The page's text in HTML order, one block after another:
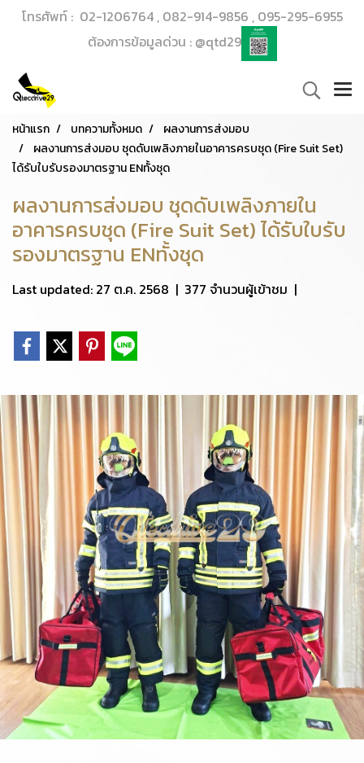
โทรศัพท์ : 02-1206764 , 082-914-9856 , 095-295-6955
ต้องการข้อมูลด่วน : @qtd29
หน้าแรก บทความทั้งหมด
ผลงานการส่งมอบ
ผลงานการส่งมอบ ชุดดับเพลิงภายในอาคารครบชุด (Fire Suit Set)
ได้รับใบรับรองมาตรฐาน ENทั้งชุด
ผลงานการส่งมอบ ชุดดับเพลิงภายใน
อาคารครบชุด (Fire Suit Set) ได้รับใบรับ
รองมาตรฐาน ENทั้งชุด
Last updated: 27 ต.ค. 2568 | 377 จำนวนผู้เข้าชม |